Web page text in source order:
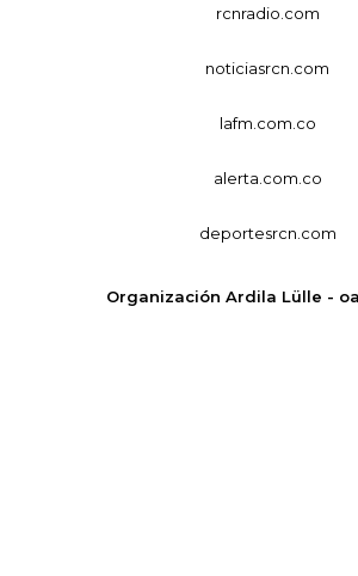
rcnradio.com
noticiasrcn.com
lafm.com.co
alerta.com.co
deportesrcn.com
Organización Ardila Lülle -